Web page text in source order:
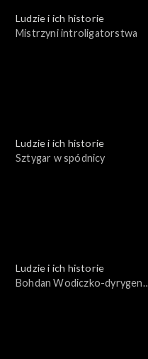
Ludzie i ich historie
Mistrzyni introligatorstwa
Ludzie i ich historie
Sztygar w spódnicy
Ludzie i ich historie
Bohdan Wodiczko-dyrygent